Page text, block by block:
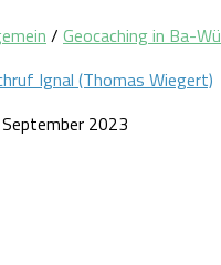
/ Geocaching in Ba-Wü
Ignal (Thomas Wiegert)
2023